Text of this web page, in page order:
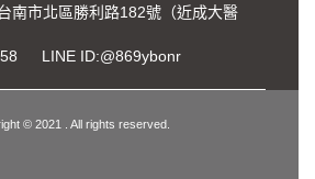
南市北區勝利路182號（近成大醫
LINE ID:@869ybonr
© 2021 . All rights reserved.